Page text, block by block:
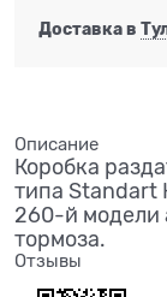
Доставка в
Описание
Коробка
типа Standart
260-й модели
тормоза.
Отзывы